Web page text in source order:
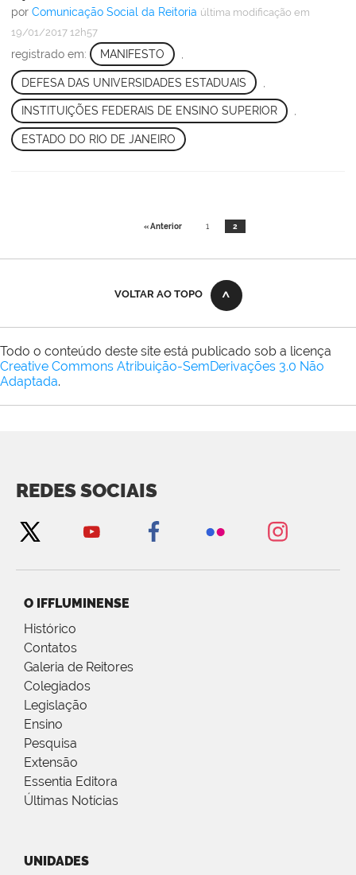
por Comunicação Social da Reitoria última modificação em
19/01/2017 12h57
registrado em: MANIFESTO
DEFESA DAS UNIVERSIDADES ESTADUAIS
INSTITUIÇÕES FEDERAIS DE ENSINO SUPERIOR ,
ESTADO DO RIO DE JANEIRO
« Anterior 1 2
VOLTAR AO TOPO
Todo o conteúdo deste site está publicado sob a licença
Creative Commons Atribuição-SemDerivações 3.0 Não
Adaptada.
REDES SOCIAIS
O IFFLUMINENSE
Histórico
Contatos
Galeria de Reitores
Colegiados
Legislação
Ensino
Pesquisa
Extensão
Essentia Editora
Últimas Notícias
UNIDADES